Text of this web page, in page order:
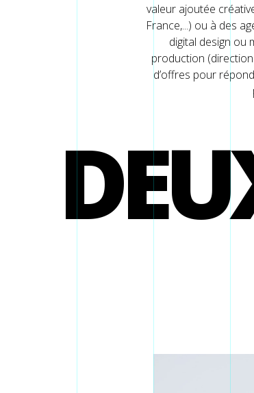
valeur ajoutée
France,...) ou à des
digital design ou
production
d’offres pour